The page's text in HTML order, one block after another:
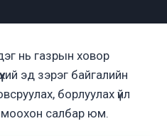
нь газрын ховор
эд зэрэг байгалийн
борлуулах үйл
салбар юм.